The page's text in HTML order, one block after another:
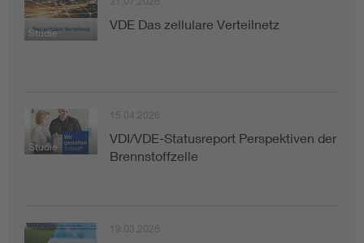
Studie
VDE Das zellulare Verteilnetz
Studie
15.04.2026
VDI/VDE-Statusreport Perspektiven der
Brennstoffzelle
19.03.2026